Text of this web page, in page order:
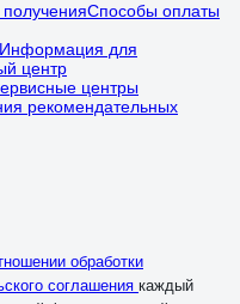
Способы оплаты
Информация для
центр
центры
рекомендательных
обработки
соглашения каждый